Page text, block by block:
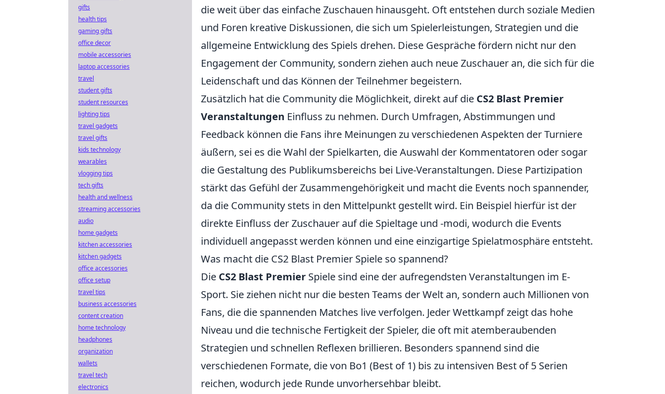
die weit über das einfache Zuschauen hinausgeht. Oft entstehen durch soziale Medien
und Foren kreative Diskussionen, die sich um Spielerleistungen, Strategien und die
allgemeine Entwicklung des Spiels drehen. Diese Gespräche fördern nicht nur den
Engagement der Community, sondern ziehen auch neue Zuschauer an, die sich für die
Leidenschaft und das Können der Teilnehmer begeistern.
Zusätzlich hat die Community die Möglichkeit, direkt auf die CS2 Blast Premier
Veranstaltungen Einfluss zu nehmen. Durch Umfragen, Abstimmungen und
Feedback können die Fans ihre Meinungen zu verschiedenen Aspekten der Turniere
äußern, sei es die Wahl der Spielkarten, die Auswahl der Kommentatoren oder sogar
die Gestaltung des Publikumsbereichs bei Live-Veranstaltungen. Diese Partizipation
stärkt das Gefühl der Zusammengehörigkeit und macht die Events noch spannender,
da die Community stets in den Mittelpunkt gestellt wird. Ein Beispiel hierfür ist der
direkte Einfluss der Zuschauer auf die Spieltage und -modi, wodurch die Events
individuell angepasst werden können und eine einzigartige Spielatmosphäre entsteht.
Was macht die CS2 Blast Premier Spiele so spannend?
Die CS2 Blast Premier Spiele sind eine der aufregendsten Veranstaltungen im E-
Sport. Sie ziehen nicht nur die besten Teams der Welt an, sondern auch Millionen von
Fans, die die spannenden Matches live verfolgen. Jeder Wettkampf zeigt das hohe
Niveau und die technische Fertigkeit der Spieler, die oft mit atemberaubenden
Strategien und schnellen Reflexen brillieren. Besonders spannend sind die
verschiedenen Formate, die von Bo1 (Best of 1) bis zu intensiven Best of 5 Serien
reichen, wodurch jede Runde unvorhersehbar bleibt.
gifts
health tips
gaming gifts
office decor
mobile accessories
laptop accessories
travel
student gifts
student resources
lighting tips
travel gadgets
travel gifts
kids technology
wearables
vlogging tips
tech gifts
health and wellness
streaming accessories
audio
home gadgets
kitchen accessories
kitchen gadgets
office accessories
office setup
travel tips
business accessories
content creation
home technology
headphones
organization
wallets
travel tech
electronics